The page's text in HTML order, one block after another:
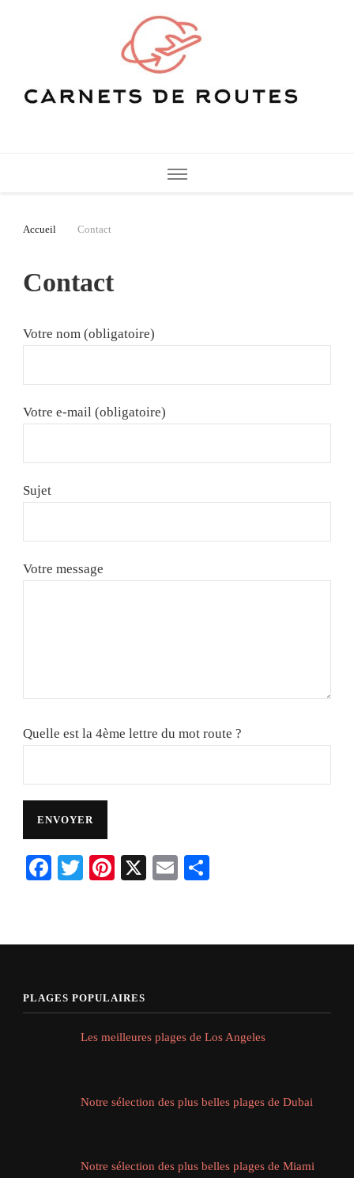
Accueil Contact
Contact
Votre nom (obligatoire)
Votre e-mail (obligatoire)
Sujet
Votre message
Quelle est la 4ème lettre du mot route ?
Facebook
TwitterPinterest
X Email
PLAGES POPULAIRES
Les meilleures plages de Los Angeles
Notre sélection des plus belles plages de Dubai
Notre sélection des plus belles plages de Miami